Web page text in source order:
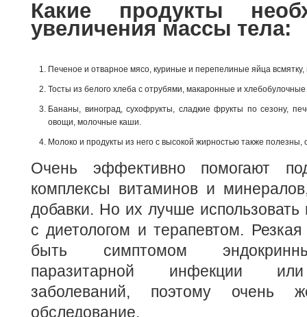
Какие продукты
увеличения массы тела:
Печеное и отварное мясо, куриные и перепелиные яйца
Тосты из белого хлеба с отрубями, макаронные и
Бананы, виноград, сухофрукты, сладкие фрукты по сезону,
овощи, молочные каши.
Молоко и продукты из него с высокой жирностью также полезны,
Очень эффективно помогают
комплексы витаминов и
добавки. Но их лучше использовать
с диетологом и терапевтом.
быть симптомом
паразитарной инфекции или
заболеваний, поэтому очень
обследование.